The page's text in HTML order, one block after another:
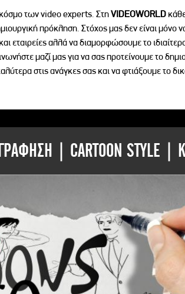
των video experts. ΣτηVIDEOWORLD
πρόκληση. Στόχος μας δεν είναι μόνο
εταιρείες αλλά να διαμορφώσουμε το
μαζί μας για να σας προτείνουμε το
στις ανάγκες σας και να φτιάξουμε το
| CARTOON STYLE |